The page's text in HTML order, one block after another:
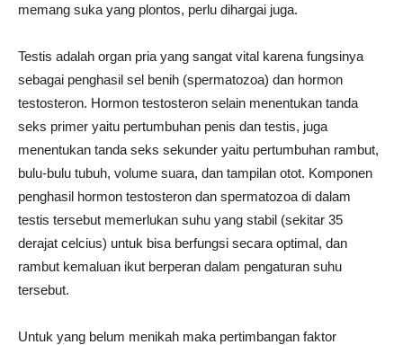
memang suka yang plontos, perlu dihargai juga.
Testis adalah organ pria yang sangat vital karena fungsinya
sebagai penghasil sel benih (spermatozoa) dan hormon
testosteron. Hormon testosteron selain menentukan tanda
seks primer yaitu pertumbuhan penis dan testis, juga
menentukan tanda seks sekunder yaitu pertumbuhan rambut,
bulu-bulu tubuh, volume suara, dan tampilan otot. Komponen
penghasil hormon testosteron dan spermatozoa di dalam
testis tersebut memerlukan suhu yang stabil (sekitar 35
derajat celcius) untuk bisa berfungsi secara optimal, dan
rambut kemaluan ikut berperan dalam pengaturan suhu
tersebut.
Untuk yang belum menikah maka pertimbangan faktor